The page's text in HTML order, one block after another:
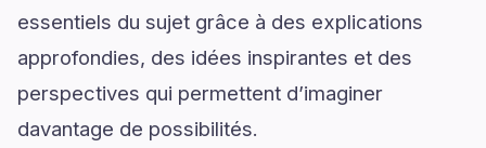
essentiels du sujet grâce à des explications
approfondies, des idées inspirantes et des
perspectives qui permettent d’imaginer
davantage de possibilités.